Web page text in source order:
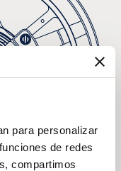
para personalizar
de redes
compartimos